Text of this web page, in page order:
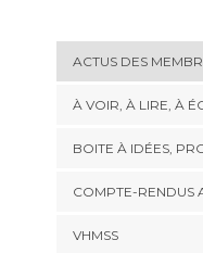
ACTUS DES
À VOIR, À LIRE, À
BOITE À IDÉES,
COMPTE-RENDUS
VHMSS